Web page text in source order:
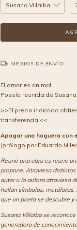
MEDIOS DE ENVÍO
El amor es animal
Poesía reunida de
>>El precio indicado
transferencia.<<
Apagar una hoguera con
(prólogo por Eduardo
Reunir una obra es reunir
propone. Atraviesa
autor o la autora atraviesa
hallan símbolos, metáforas,
que un poeta se descubre y
Susana Villalba se
generadora de